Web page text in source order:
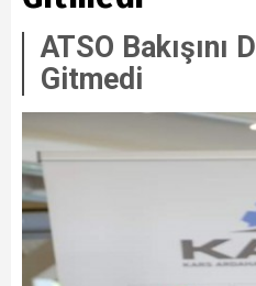
ATSO
Gitmedi